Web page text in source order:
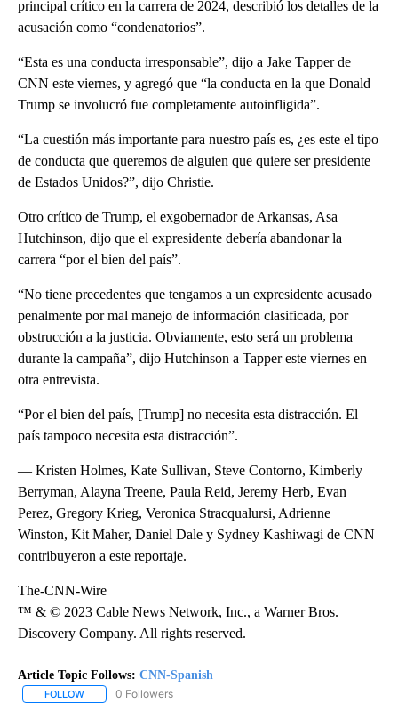
principal crítico en la carrera de 2024, describió los detalles de la
acusación como “condenatorios”.
“Esta es una conducta irresponsable”, dijo a Jake Tapper de
CNN este viernes, y agregó que “la conducta en la que Donald
Trump se involucró fue completamente autoinfligida”.
“La cuestión más importante para nuestro país es, ¿es este el tipo
de conducta que queremos de alguien que quiere ser presidente
de Estados Unidos?”, dijo Christie.
Otro crítico de Trump, el exgobernador de Arkansas, Asa
Hutchinson, dijo que el expresidente debería abandonar la
carrera “por el bien del país”.
“No tiene precedentes que tengamos a un expresidente acusado
penalmente por mal manejo de información clasificada, por
obstrucción a la justicia. Obviamente, esto será un problema
durante la campaña”, dijo Hutchinson a Tapper este viernes en
otra entrevista.
“Por el bien del país, [Trump] no necesita esta distracción. El
país tampoco necesita esta distracción”.
— Kristen Holmes, Kate Sullivan, Steve Contorno, Kimberly
Berryman, Alayna Treene, Paula Reid, Jeremy Herb, Evan
Perez, Gregory Krieg, Veronica Stracqualursi, Adrienne
Winston, Kit Maher, Daniel Dale y Sydney Kashiwagi de CNN
contribuyeron a este reportaje.
The-CNN-Wire
™ & © 2023 Cable News Network, Inc., a Warner Bros.
Discovery Company. All rights reserved.
Article Topic Follows: CNN-Spanish
FOLLOW FOLLOW "CNN-SPANISH" TO RECEIVE NOTIFICATIONS ABOUT
0 Followers